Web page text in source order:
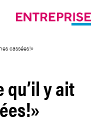
cassées!»
qu’il y ait